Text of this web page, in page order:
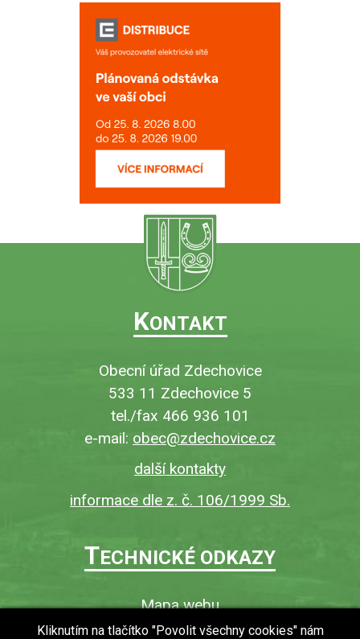
KONTAKT
Obecní úřad Zdechovice
533 11 Zdechovice 5
tel./fax 466 936 101
e-mail: obec@zdechovice.cz
další kontakty
informace dle z. č. 106/1999 Sb.
TECHNICKÉ ODKAZY
Mapa webu
O webu
Kliknutím na tlačítko "Povolit všechny cookies" nám